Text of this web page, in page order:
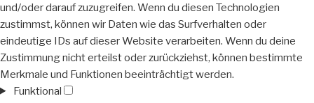
und/oder darauf zuzugreifen. Wenn du diesen Technologien
zustimmst, können wir Daten wie das Surfverhalten oder
eindeutige IDs auf dieser Website verarbeiten. Wenn du deine
Zustimmung nicht erteilst oder zurückziehst, können bestimmte
Merkmale und Funktionen beeinträchtigt werden.
Funktional